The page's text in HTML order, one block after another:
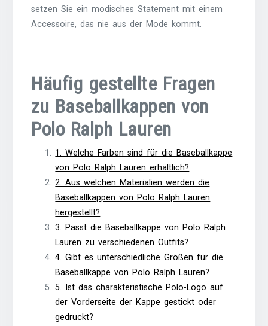
setzen Sie ein modisches Statement mit einem
Accessoire, das nie aus der Mode kommt.
Häufig gestellte Fragen
zu Baseballkappen von
Polo Ralph Lauren
1. Welche Farben sind für die Baseballkappe
von Polo Ralph Lauren erhältlich?
2. Aus welchen Materialien werden die
Baseballkappen von Polo Ralph Lauren
hergestellt?
3. Passt die Baseballkappe von Polo Ralph
Lauren zu verschiedenen Outfits?
4. Gibt es unterschiedliche Größen für die
Baseballkappe von Polo Ralph Lauren?
5. Ist das charakteristische Polo-Logo auf
der Vorderseite der Kappe gestickt oder
gedruckt?